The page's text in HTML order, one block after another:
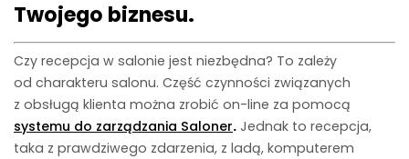
Twojego biznesu.
Czy recepcja w salonie jest niezbędna? To zależy
od charakteru salonu. Część czynności związanych
z obsługą klienta można zrobić on-line za pomocą
systemu do zarządzania Saloner. Jednak to recepcja,
taka z prawdziwego zdarzenia, z ladą, komputerem